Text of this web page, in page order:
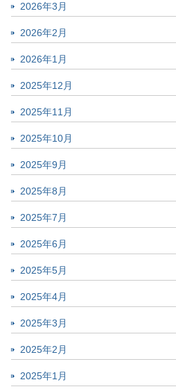
2026年3月
2026年2月
2026年1月
2025年12月
2025年11月
2025年10月
2025年9月
2025年8月
2025年7月
2025年6月
2025年5月
2025年4月
2025年3月
2025年2月
2025年1月